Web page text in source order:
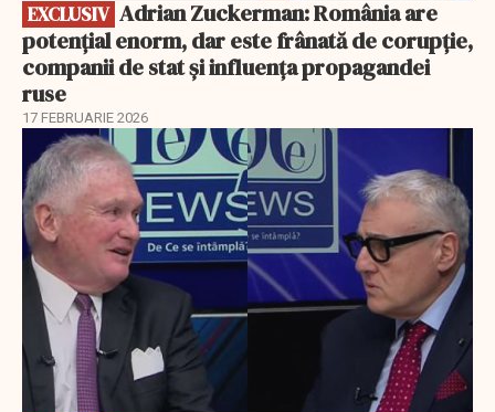
EXCLUSIV
potențial enorm, dar este frânată de corupție,
companii de stat și influența propagandei
ruse
17 FEBRUARIE 2026
EXCLUSIV